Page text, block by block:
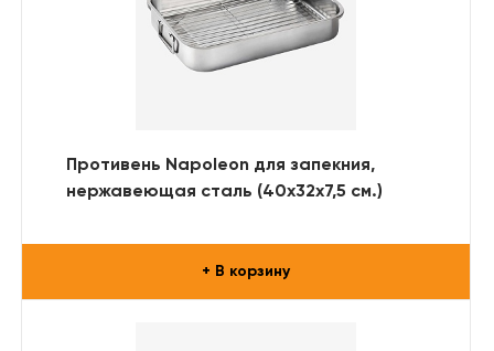
Противень Napoleon для запекния,
нержавеющая сталь (40х32х7,5 см.)
+ В корзину